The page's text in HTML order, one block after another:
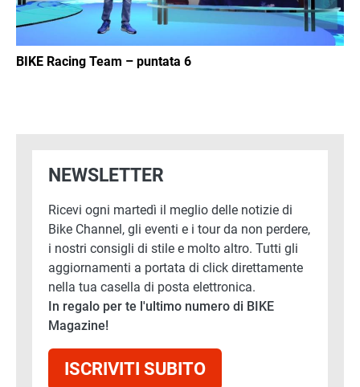
BIKE Racing Team – puntata 6
NEWSLETTER
Ricevi ogni martedì il meglio delle notizie di
Bike Channel, gli eventi e i tour da non perdere,
i nostri consigli di stile e molto altro. Tutti gli
aggiornamenti a portata di click direttamente
nella tua casella di posta elettronica.
In regalo per te l'ultimo numero di BIKE
Magazine!
ISCRIVITI SUBITO